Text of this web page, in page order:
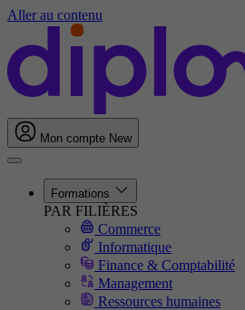
Aller au contenu
Mon compte New
Formations
PAR FILIÈRES
Commerce
Informatique
Finance & Comptabilité
Management
Ressources humaines